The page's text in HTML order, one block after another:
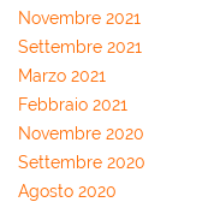
Novembre 2021
Settembre 2021
Marzo 2021
Febbraio 2021
Novembre 2020
Settembre 2020
Agosto 2020